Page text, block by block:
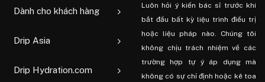
Dành cho khách hàng
Drip Asia
Drip Hydration.com
Luôn hỏi ý kiến ​​bác sĩ trước khi
bắt đầu bất kỳ liệu trình điều trị
hoặc liệu pháp nào. Chúng tôi
không chịu trách nhiệm về các
trường hợp tự ý áp dụng mà
không có sự chỉ định hoặc kê toa